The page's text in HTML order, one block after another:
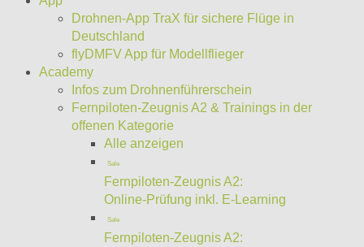
Drohnen-App TraX für sichere Flüge in
Deutschland
flyDMFV App für Modellflieger
Academy
Infos zum Drohnenführerschein
Fernpiloten-Zeugnis A2 & Trainings in der
offenen Kategorie
Alle anzeigen
Sale
Fernpiloten-Zeugnis A2:
Online-Prüfung inkl. E-Learning
Sale
Fernpiloten-Zeugnis A2: